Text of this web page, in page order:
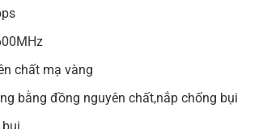
chất mạ vàng
bằng đồng nguyên chất,nắp chống bụi